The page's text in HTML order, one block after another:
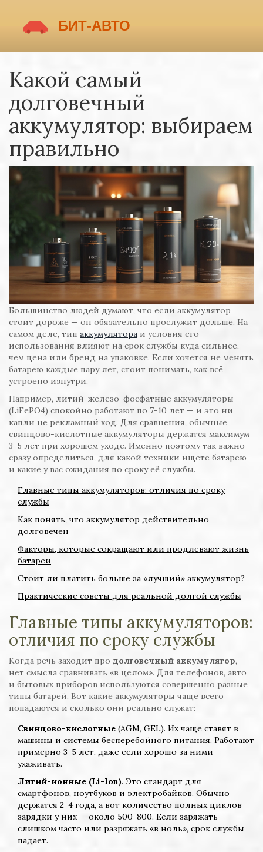
Какой самый
долговечный
аккумулятор: выбираем
правильно
Большинство людей думают, что если аккумулятор
стоит дороже — он обязательно прослужит дольше. На
самом деле, тип аккумулятора и условия его
использования влияют на срок службы куда сильнее,
чем цена или бренд на упаковке. Если хочется не менять
батарею каждые пару лет, стоит понимать, как всё
устроено изнутри.
Например, литий-железо-фосфатные аккумуляторы
(LiFePO4) спокойно работают по 7-10 лет — и это ни
капли не рекламный ход. Для сравнения, обычные
свинцово-кислотные аккумуляторы держатся максимум
3-5 лет при хорошем уходе. Именно поэтому так важно
сразу определиться, для какой техники ищете батарею
и какие у вас ожидания по сроку её службы.
Главные типы аккумуляторов: отличия по сроку
службы
Как понять, что аккумулятор действительно
долговечен
Факторы, которые сокращают или продлевают жизнь
батареи
Стоит ли платить больше за «лучший» аккумулятор?
Практические советы для реальной долгой службы
Главные типы аккумуляторов:
отличия по сроку службы
Когда речь заходит про долговечный аккумулятор,
нет смысла сравнивать «в целом». Для телефонов, авто
и бытовых приборов используются совершенно разные
типы батарей. Вот какие аккумуляторы чаще всего
попадаются и сколько они реально служат:
Свинцово-кислотные (AGM, GEL). Их чаще ставят в
машины и системы бесперебойного питания. Работают
примерно 3-5 лет, даже если хорошо за ними
ухаживать.
Литий-ионные (Li-Ion). Это стандарт для
смартфонов, ноутбуков и электробайков. Обычно
держатся 2-4 года, а вот количество полных циклов
зарядки у них — около 500-800. Если заряжать
слишком часто или разряжать «в ноль», срок службы
падает.